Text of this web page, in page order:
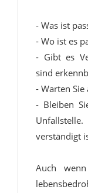
- Was ist
- Wo ist es
- Gibt es
sind
- Warten Sie
- Bleiben
verständigt
Auch